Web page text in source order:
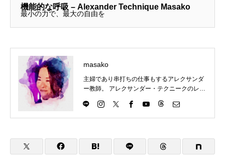
ないんだろう、と思ったところで、
考え直しました。これは日常生活で
機能的な呼吸 – Alexander Technique Masako
最小の力で、最大の自由を
masako
主婦であり串打ちの仕事もするアレクサンダ
ー教師。 アレクサンダー・テクニークのレッ
く、伝えていきます。 アレクサンダー・テク
ニークの理解につながるものはなんでもチャ
ム（基礎）、をやっていますが、やりたいこ